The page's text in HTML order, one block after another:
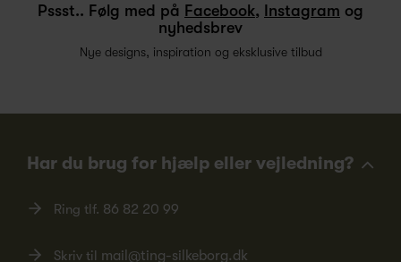
Pssst.. Følg med på Facebook, Instagram og
nyhedsbrev
Nye designs, inspiration og eksklusive tilbud
Har du brug for hjælp eller vejledning?
Ring tlf. 86 82 20 99
Skriv til mail@ting-silkeborg.dk